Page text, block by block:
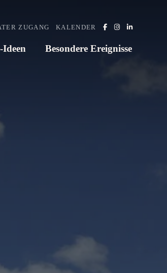
ZUGANG KALENDER
Ideen Besondere Ereignisse